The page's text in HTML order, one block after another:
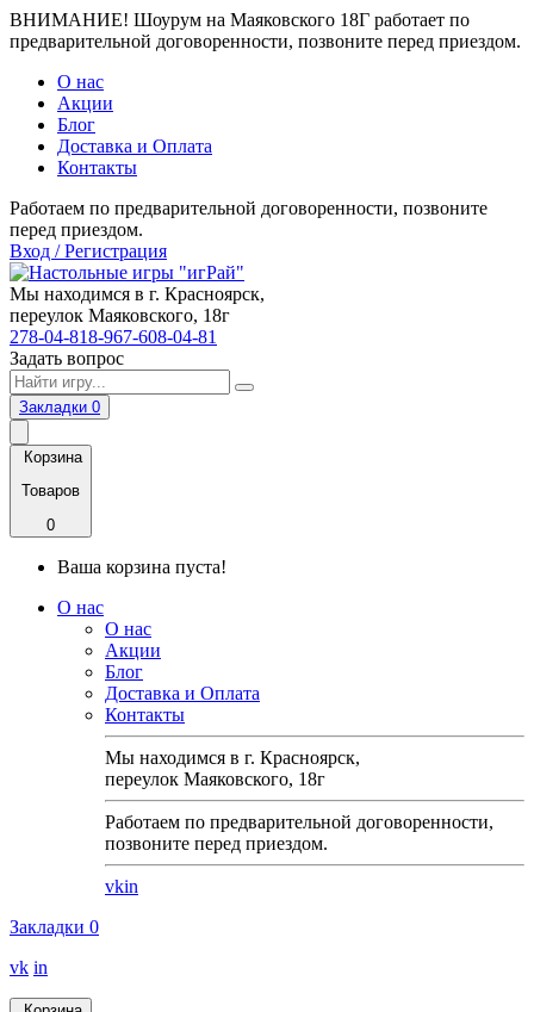
ВНИМАНИЕ! Шоурум на Маяковского 18Г работает по
предварительной договоренности, позвоните перед приездом.
О нас
Акции
Блог
Доставка и Оплата
Контакты
Работаем по предварительной договоренности, позвоните
перед приездом.
Вход / Регистрация
Мы находимся в г. Красноярск,
переулок Маяковского, 18г
278-04-818-967-608-04-81
Задать вопрос
Закладки 0
Корзина
Товаров
0
Ваша корзина пуста!
О нас
О нас
Акции
Блог
Доставка и Оплата
Контакты
Мы находимся в г. Красноярск,
переулок Маяковского, 18г
Работаем по предварительной договоренности,
позвоните перед приездом.
vkin
Закладки 0
vk in